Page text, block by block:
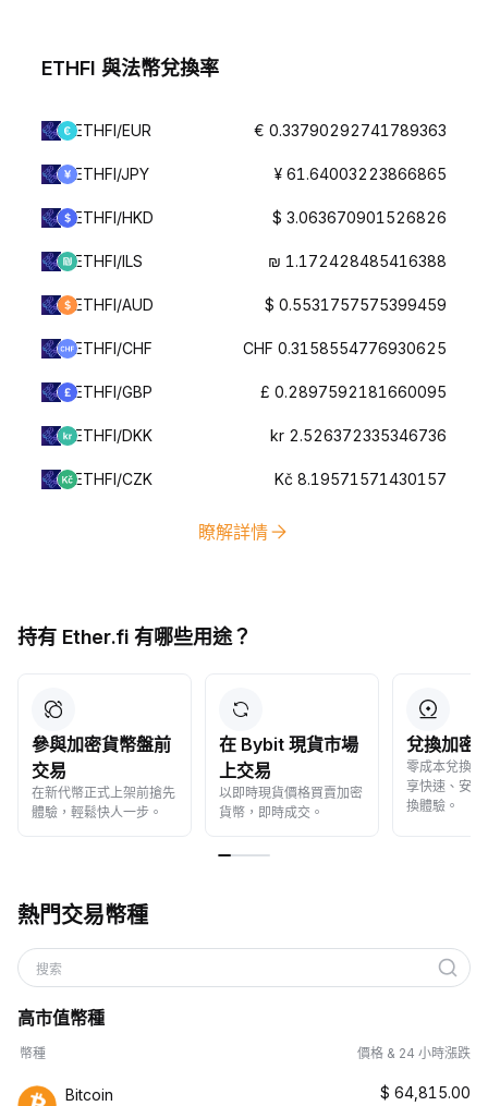
ETHFI 與法幣兌換率
ETHFI/EUR € 0.33790292741789363
ETHFI/JPY ¥ 61.64003223866865
ETHFI/HKD $ 3.063670901526826
ETHFI/ILS ₪ 1.172428485416388
ETHFI/AUD $ 0.5531757575399459
ETHFI/CHF CHF 0.3158554776930625
ETHFI/GBP £ 0.2897592181660095
ETHFI/DKK kr 2.526372335346736
ETHFI/CZK Kč 8.19571571430157
瞭解詳情
持有 Ether.fi 有哪些用途？
參與加密貨幣盤前
交易
在新代幣正式上架前搶先
體驗，輕鬆快人一步。
在 Bybit 現貨市場
上交易
以即時現貨價格買賣加密
貨幣，即時成交。
兌換加密
零成本兌換
享快速、安
換體驗。
熱門交易幣種
搜索
高市值幣種
幣種 價格 & 24 小時漲跌
Bitcoin $ 64,815.00